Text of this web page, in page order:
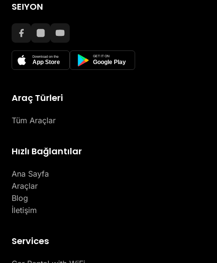
SEIYON
Download on the
App Store
GET IT ON
Google Play
Araç Türleri
Tüm Araçlar
Services
Hızlı Bağlantılar
Ana Sayfa
Araçlar
Blog
İletişim